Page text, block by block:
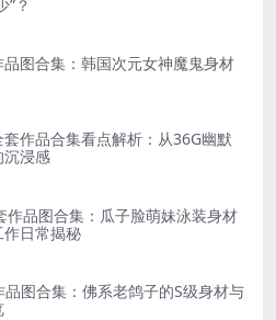
”？
图合集：韩国次元女神魔鬼身材
作品合集看点解析：从36G幽默
沉浸感
作品图合集：瓜子脸萌妹泳装身材
日常揭秘
品图合集：佛系老鸽子的S级身材与